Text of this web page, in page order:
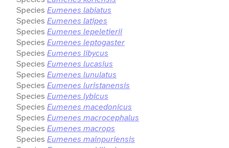
Species Eumenes labiatus
Species Eumenes latipes
Species Eumenes lepeletierii
Species Eumenes leptogaster
Species Eumenes libycus
Species Eumenes lucasius
Species Eumenes lunulatus
Species Eumenes luristanensis
Species Eumenes lybicus
Species Eumenes macedonicus
Species Eumenes macrocephalus
Species Eumenes macrops
Species Eumenes mainpuriensis